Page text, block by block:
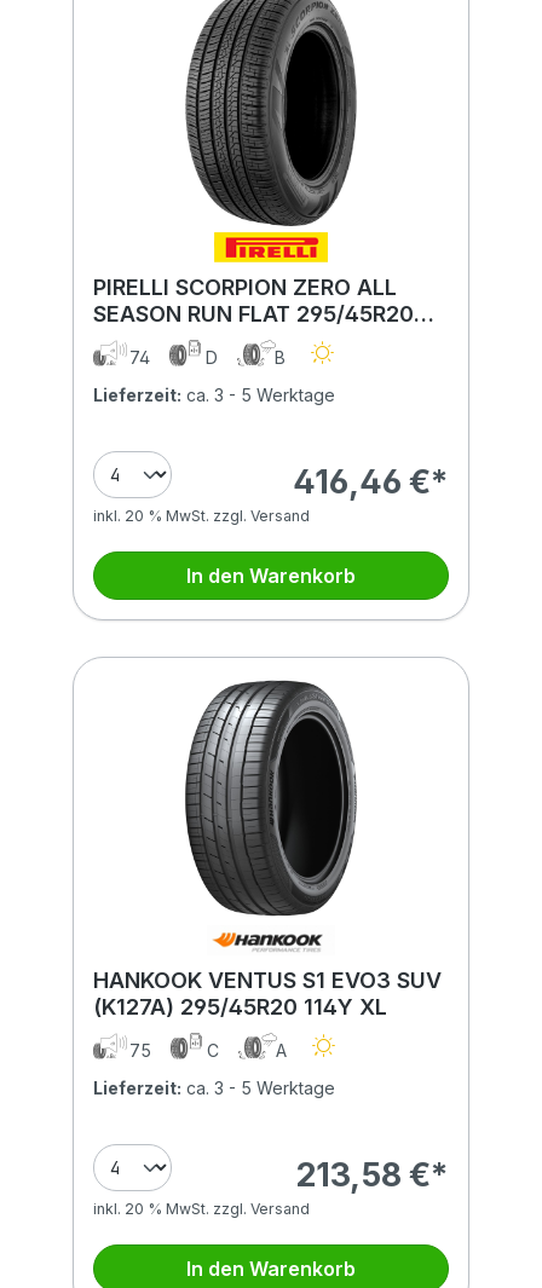
PIRELLI SCORPION ZERO ALL
SEASON RUN FLAT 295/45R20
110(Y) RUN FLAT
74 D
B
Lieferzeit: ca. 3 - 5 Werktage
416,46 €*
inkl. 20 % MwSt. zzgl. Versand
In den Warenkorb
HANKOOK VENTUS S1 EVO3 SUV
(K127A) 295/45R20 114Y XL
75 C
A
Lieferzeit: ca. 3 - 5 Werktage
213,58 €*
inkl. 20 % MwSt. zzgl. Versand
In den Warenkorb